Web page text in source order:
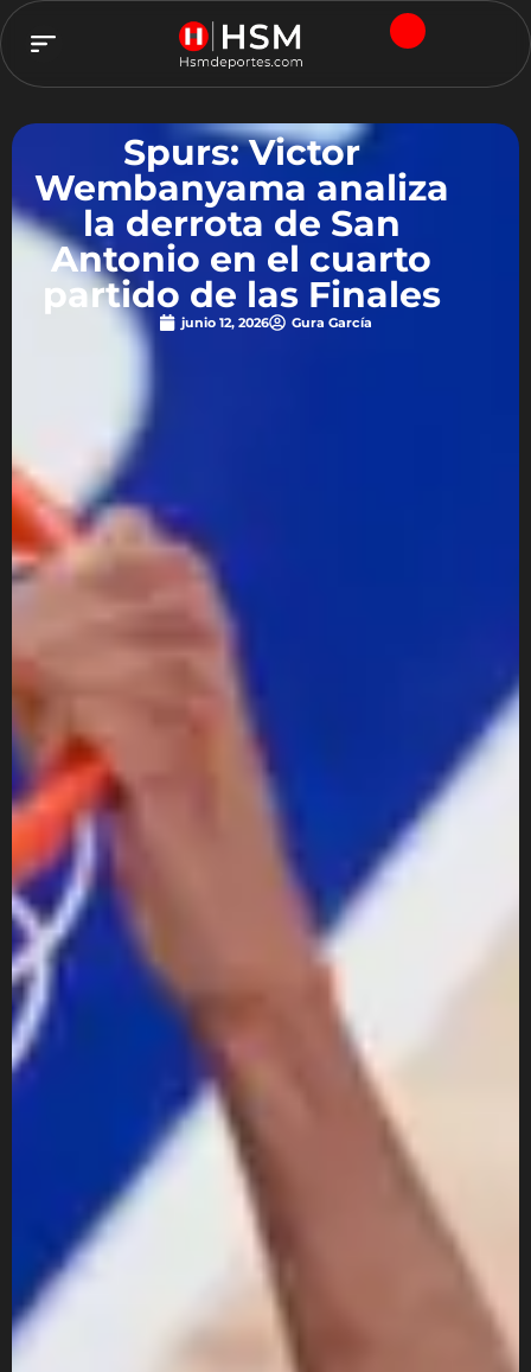
Spurs: Victor
Wembanyama analiza
la derrota de San
Antonio en el cuarto
partido de las Finales
junio 12, 2026 Gura García